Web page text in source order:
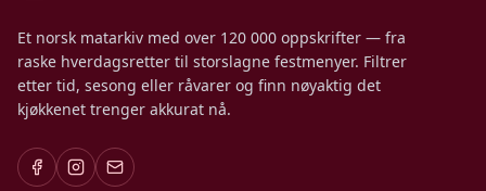
Et norsk matarkiv med over 120 000 oppskrifter — fra
raske hverdagsretter til storslagne festmenyer. Filtrer
etter tid, sesong eller råvarer og finn nøyaktig det
kjøkkenet trenger akkurat nå.